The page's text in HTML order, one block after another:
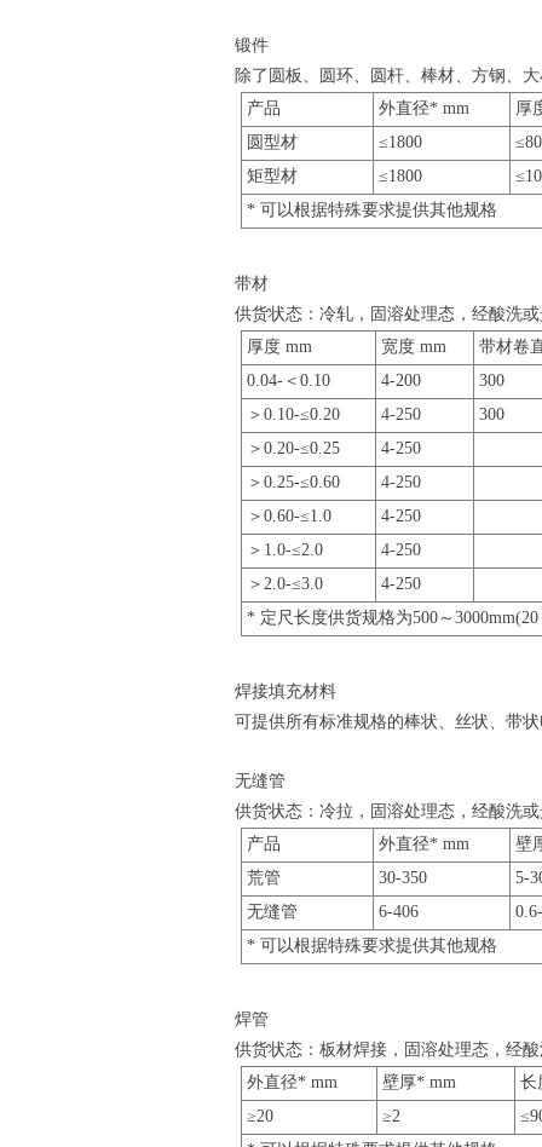
锻件
除了圆板、圆环、圆杆、棒材、方钢、
产品
外直径* mm
厚
圆型材
≤1800
矩型材
≤1800
* 可以根据特殊要求提供其他规格
带材
供货状态：冷轧，固溶处理态，经酸洗
厚度 mm
宽度 mm
带材卷
0.04-＜0.10
4-200
300
＞0.10-≤0.20
4-250
300
＞0.20-≤0.25
4-250
＞0.25-≤0.60
4-250
＞0.60-≤1.0
4-250
＞1.0-≤2.0
4-250
＞2.0-≤3.0
4-250
* 定尺长度供货规格为500～3000mm(20
焊接填充材料
可提供所有标准规格的棒状、丝状、带
无缝管
供货状态：冷拉，固溶处理态，经酸洗
产品
外直径* mm
壁
荒管
30-350
5-
无缝管
6-406
* 可以根据特殊要求提供其他规格
焊管
供货状态：板材焊接，固溶处理态，经
外直径* mm
壁厚* mm
长
≥20
≥2